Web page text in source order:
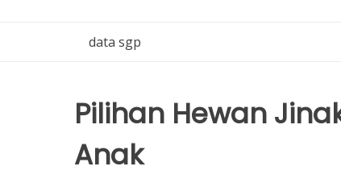
data sgp
Pilihan Hewan
Anak